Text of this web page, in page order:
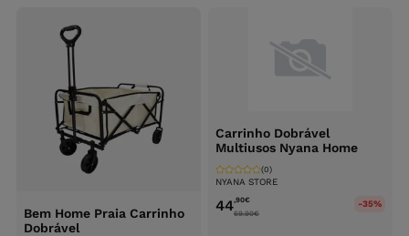
Bem Home Praia Carrinho
Dobrável
Carrinho Dobrável
Multiusos Nyana Home
NYANA STORE
(0)
44 ,90€
69.90€
-35%